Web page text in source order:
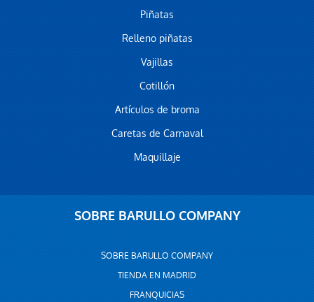
Piñatas
Relleno piñatas
Vajillas
Cotillón
Artículos de broma
Caretas de Carnaval
Maquillaje
SOBRE BARULLO COMPANY
SOBRE BARULLO COMPANY
TIENDA EN MADRID
FRANQUICIAS